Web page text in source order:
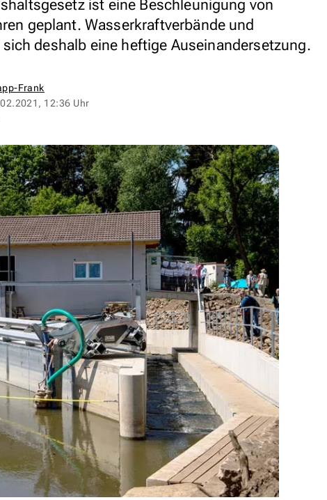
ist eine Beschleunigung von
geplant. Wasserkraftverbände und
deshalb eine heftige Auseinandersetzung.
Frank
12:36 Uhr